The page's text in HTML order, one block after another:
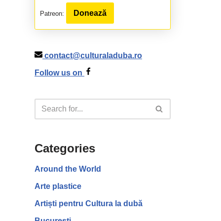
Patreon: Donează
contact@culturaladuba.ro
Follow us on
Categories
Around the World
Arte plastice
Artiști pentru Cultura la dubă